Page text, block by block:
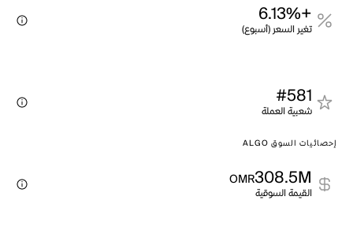
+6.13%
تغير السعر (أسبوع)
#581
شعبية العملة
إحصائيات السوق ALGO
308.5M
OMR
القيمة السوقية